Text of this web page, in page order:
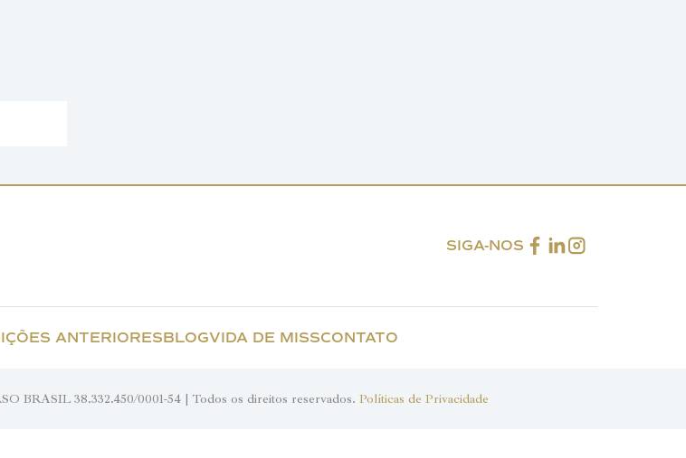
SIGA-NOS
ANTERIORESBLOGVIDA DE MISSCONTATO
38.332.450/0001-54 | Todos os direitos reservados. Políticas de Privacidade